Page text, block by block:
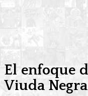
El enfoque
Viuda Negra